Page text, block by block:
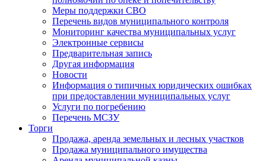
Меры поддержки СВО
Перечень видов муниципального контроля
Мониторинг качества муниципальных услуг
Электронные сервисы
Предварительная запись
Другая информация
Новости
Информация о типичных юридических ошибках
при предоставлении муниципальных услуг
Услуги по погребению
Перечень МСЗУ
Торги
Продажа, аренда земельных и лесных участков
Продажа муниципального имущества